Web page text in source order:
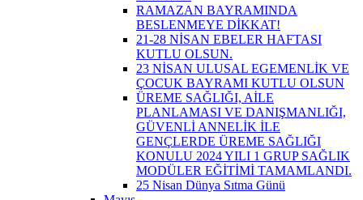
RAMAZAN BAYRAMINDA
BESLENMEYE DİKKAT!
21-28 NİSAN EBELER HAFTASI
KUTLU OLSUN.
23 NİSAN ULUSAL EGEMENLİK VE
ÇOCUK BAYRAMI KUTLU OLSUN
ÜREME SAĞLIĞI, AİLE
PLANLAMASI VE DANIŞMANLIĞI,
GÜVENLİ ANNELİK İLE
GENÇLERDE ÜREME SAĞLIĞI
KONULU 2024 YILI 1 GRUP SAĞLIK
MODÜLER EĞİTİMİ TAMAMLANDI.
25 Nisan Dünya Sıtma Günü